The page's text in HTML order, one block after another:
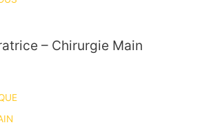
– Chirurgie Main